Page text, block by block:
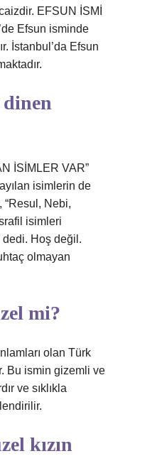
EFSUN İSMİ
Efsun isminde
İstanbul’da Efsun
İSİMLER VAR”
isimlerin de
Nebi,
isimleri
dedi. Hoş değil.
olmayan
mi?
olan Türk
Bu ismin gizemli ve
ve sıklıkla
kızın